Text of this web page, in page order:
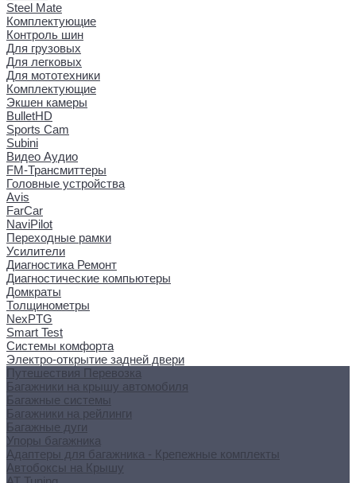
Steel Mate
Комплектующие
Контроль шин
Для грузовых
Для легковых
Для мототехники
Комплектующие
Экшен камеры
BulletHD
Sports Cam
Subini
Видео Аудио
FM-Трансмиттеры
Головные устройства
Avis
FarCar
NaviPilot
Переходные рамки
Усилители
Диагностика Ремонт
Диагностические компьютеры
Домкраты
Толщинометры
NexPTG
Smart Test
Системы комфорта
Электро-открытие задней двери
Путешествия Перевозка
Багажники на крышу автомобиля
Багажные системы
Багажники на рейлинги
Багажные дуги
Упоры багажника
Адаптеры для багажника - Крепежные комплекты
Автобоксы на Крышу